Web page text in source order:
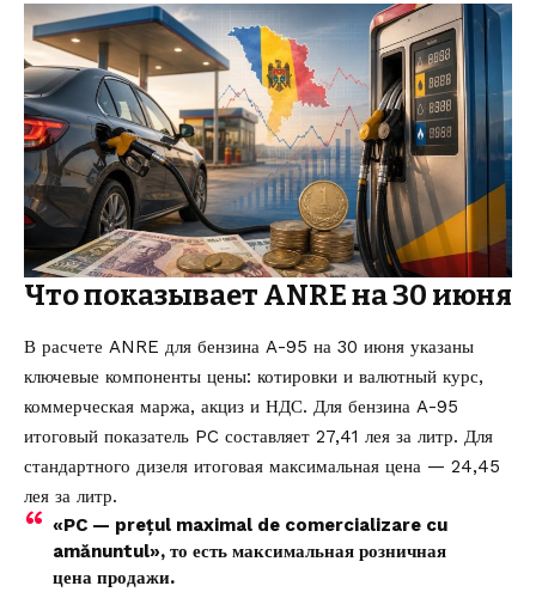
Что показывает ANRE на 30 июня
В расчете ANRE для бензина A-95 на 30 июня указаны
ключевые компоненты цены: котировки и валютный курс,
коммерческая маржа, акциз и НДС. Для бензина A-95
итоговый показатель PC составляет 27,41 лея за литр. Для
стандартного дизеля итоговая максимальная цена — 24,45
лея за литр.
«PC — prețul maximal de comercializare cu
amănuntul», то есть максимальная розничная
цена продажи.